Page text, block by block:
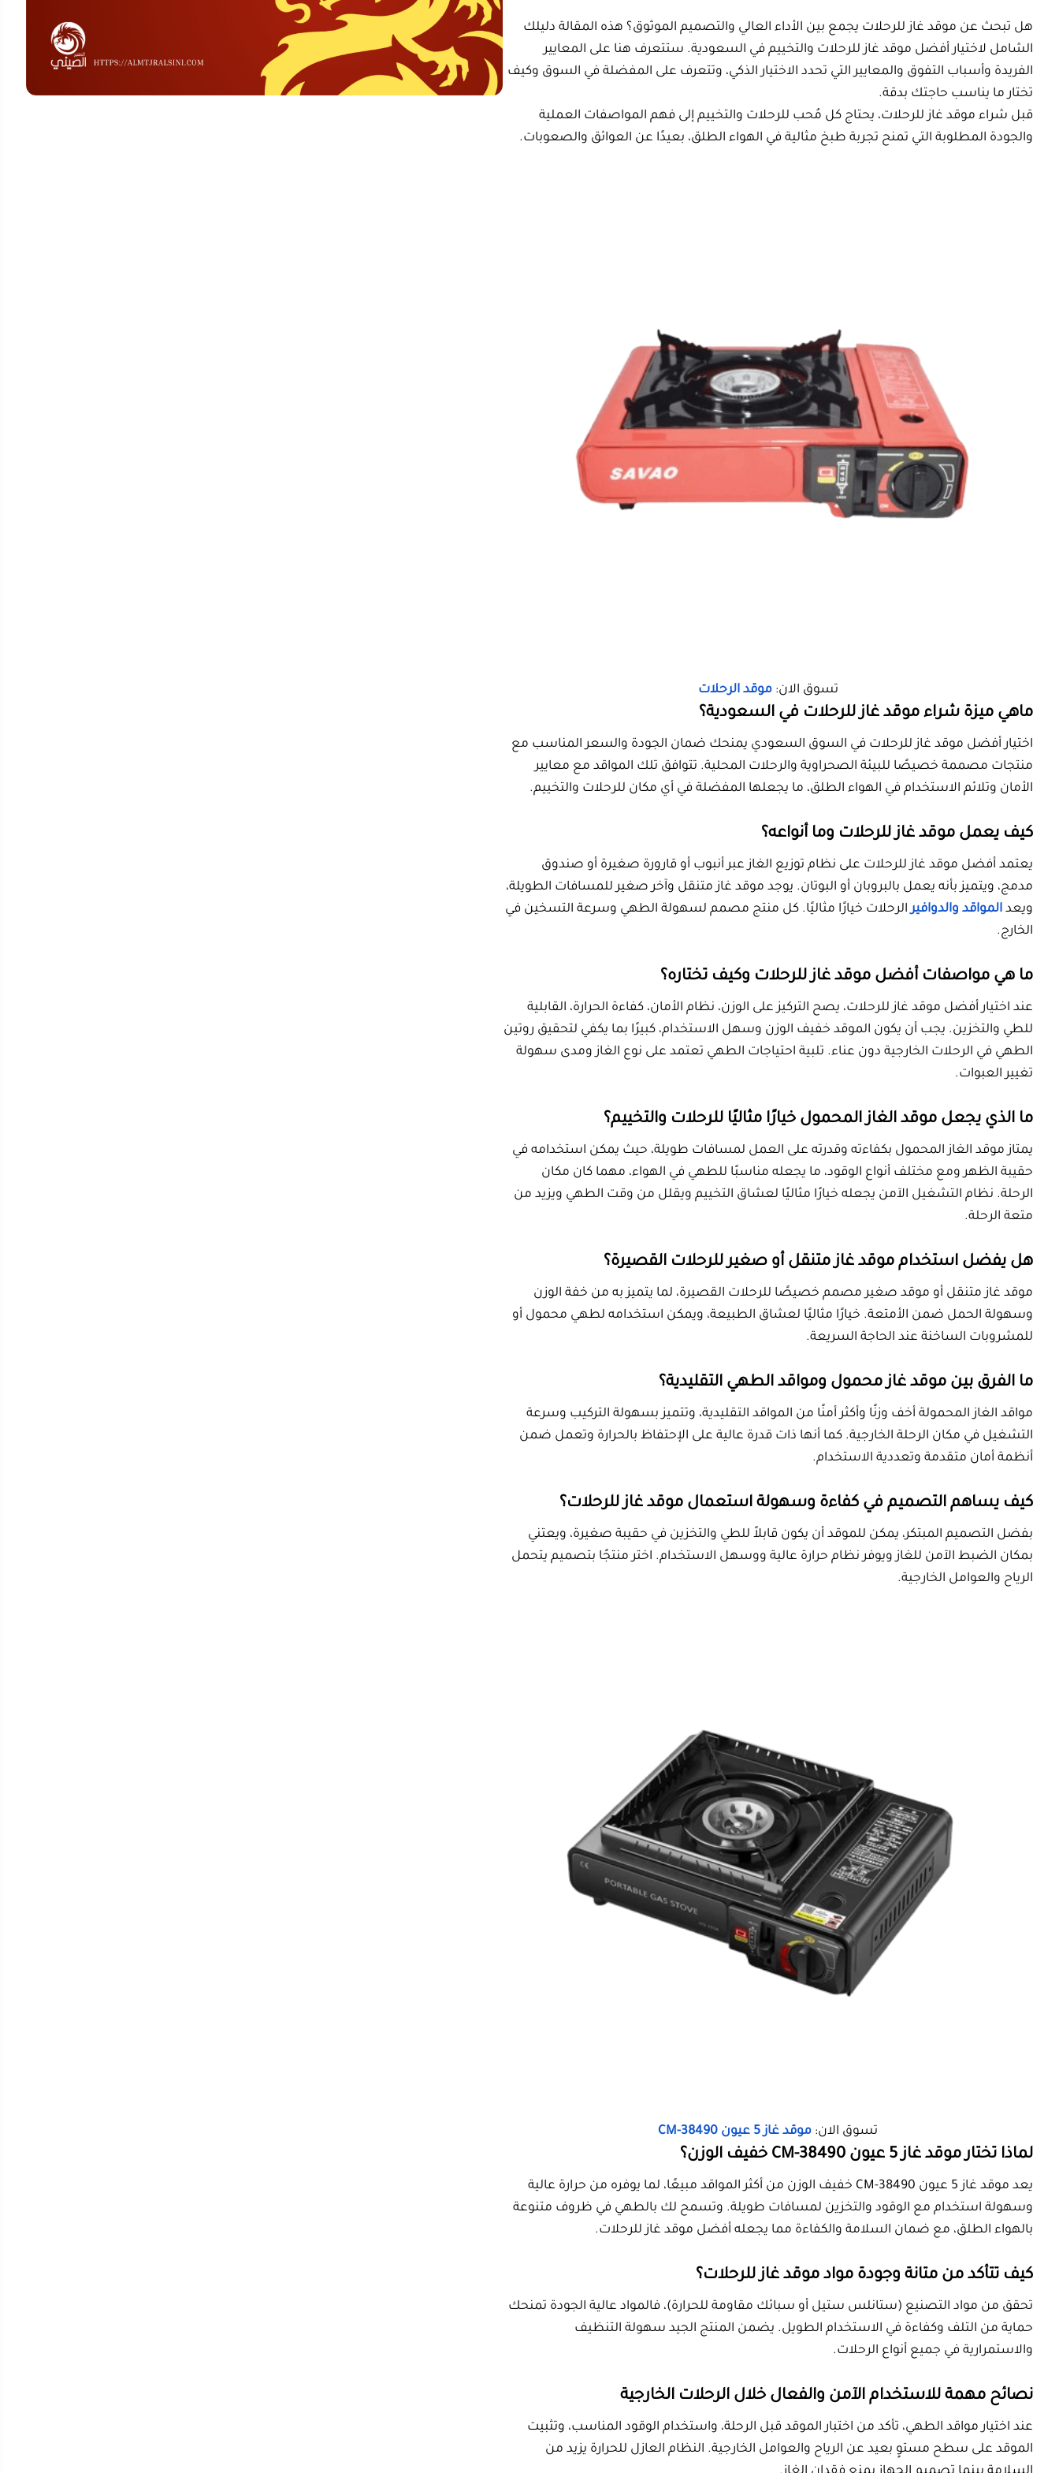
الشامل لاختيار أفضل موقد غاز للرحلات والتخييم في السعودية. ستتعرف هنا على المعايير
الفريدة وأسباب التفوق والمعايير التي تحدد الاختيار الذكي، وتتعرف على المفضلة في السوق وكيف
تختار ما يناسب حاجتك بدقة.
قبل شراء موقد غاز للرحلات، يحتاج كل مُحب للرحلات والتخييم إلى فهم المواصفات العملية
والجودة المطلوبة التي تمنح تجربة طبخ مثالية في الهواء الطلق، بعيدًا عن العوائق والصعوبات.
الأمان وتلائم الاستخدام في الهواء الطلق، ما يجعلها المفضلة في أي مكان للرحلات والتخييم.​
كيف يعمل موقد غاز للرحلات وما أنواعه؟
يعتمد أفضل موقد غاز للرحلات على نظام توزيع الغاز عبر أنبوب أو قارورة صغيرة أو صندوق
مدمج، ويتميز بأنه يعمل بالبروبان أو البوتان. يوجد موقد غاز متنقل وآخر صغير للمسافات الطويلة،
ويعدالمواقد والدوافيرالرحلات خيارًا مثاليًا. كل منتج مصمم لسهولة الطهي وسرعة التسخين في
ما هي مواصفات أفضل موقد غاز للرحلات وكيف تختاره؟
عند اختيار أفضل موقد غاز للرحلات، يصح التركيز على الوزن، نظام الأمان، كفاءة الحرارة، القابلية
للطي والتخزين. يجب أن يكون الموقد خفيف الوزن وسهل الاستخدام، كبيرًا بما يكفي لتحقيق روتين
ما الذي يجعل موقد الغاز المحمول خيارًا مثاليًا للرحلات والتخييم؟
يمتاز موقد الغاز المحمول بكفاءته وقدرته على العمل لمسافات طويلة، حيث يمكن استخدامه في
حقيبة الظهر ومع مختلف أنواع الوقود، ما يجعله مناسبًا للطهي في الهواء، مهما كان مكان
الرحلة. نظام التشغيل الآمن يجعله خيارًا مثاليًا لعشاق التخييم ويقلل من وقت الطهي ويزيد من
هل يفضل استخدام موقد غاز متنقل أو صغير للرحلات القصيرة؟
موقد غاز متنقل أو موقد صغير مصمم خصيصًا للرحلات القصيرة، لما يتميز به من خفة الوزن
وسهولة الحمل ضمن الأمتعة. خيارًا مثاليًا لعشاق الطبيعة، ويمكن استخدامه لطهي محمول أو
للمشروبات الساخنة عند الحاجة السريعة.​
مواقد الغاز المحمولة أخف وزنًا وأكثر أمنًا من المواقد التقليدية، وتتميز بسهولة التركيب وسرعة
التشغيل في مكان الرحلة الخارجية. كما أنها ذات قدرة عالية على الإحتفاظ بالحرارة وتعمل ضمن
أنظمة أمان متقدمة وتعددية الاستخدام.​
كيف يساهم التصميم في كفاءة وسهولة استعمال موقد غاز للرحلات؟
بمكان الضبط الآمن للغاز ويوفر نظام حرارة عالية ووسهل الاستخدام. اختر منتجًا بتصميم يتحمل
الرياح والعوامل الخارجية.​
تسوق الان:موقد غاز 5 عيون CM-38490
لماذا تختار موقد غاز 5 عيون CM-38490 خفيف الوزن؟
يعد موقد غاز 5 عيون CM-38490 خفيف الوزن من أكثر المواقد مبيعًا، لما يوفره من حرارة عالية
وسهولة استخدام مع الوقود والتخزين لمسافات طويلة. وتسمح لك بالطهي في ظروف متنوعة
بالهواء الطلق، مع ضمان السلامة والكفاءة مما يجعله أفضل موقد غاز للرحلات.
نصائح مهمة للاستخدام الآمن والفعال خلال الرحلات الخارجية
عند اختيار مواقد الطهي، تأكد من اختبار الموقد قبل الرحلة، واستخدام الوقود المناسب، وتثبيت
الموقد على سطح مستوٍ بعيد عن الرياح والعوامل الخارجية. النظام العازل للحرارة يزيد من
السلامة بينما تصميم الجهاز يمنع فقدان الغاز.​
الحمل؟
توجد مجموعة متنوعة من مواقد الغاز بما يناسب جميع أنواع الرحلات، سواء كنت تبحث عن موقد
غاز لمسافات طويلة أو صغيرة الحجم. الحل الأمثل يتوفر في المتجر الصيني الذي به أفضل موقد
غاز للرحلات والتخييم.​
أفضل متجر لشراء موقد غاز للرحلات والتخييم في السعودية
ضمان وصيانة وتوصيل سريع وحقيبة مرفقة. الاستشارة الفنية متوفرة قبل الشراء وخدمة
العملاء تضمن تجربة مثالية.​